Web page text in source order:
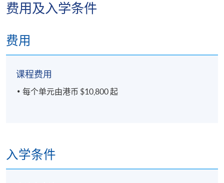
费用及入学条件
费用
课程费用
每个单元由港币 $10,800 起
入学条件